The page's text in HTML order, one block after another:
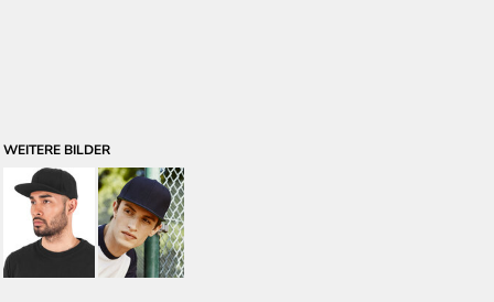
WEITERE BILDER